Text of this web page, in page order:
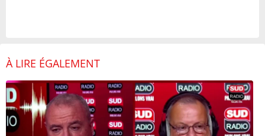
À LIRE ÉGALEMENT